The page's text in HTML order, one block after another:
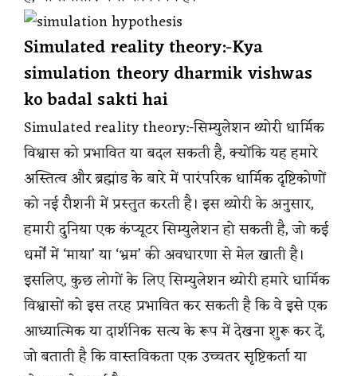
Simulated reality theory:-Kya
simulation theory dharmik vishwas
ko badal sakti hai
Simulated reality theory:-सिम्युलेशन थ्योरी धार्मिक
विश्वास को प्रभावित या बदल सकती है, क्योंकि यह हमारे
अस्तित्व और ब्रह्मांड के बारे में पारंपरिक धार्मिक दृष्टिकोणों
को नई रौशनी में प्रस्तुत करती है। इस थ्योरी के अनुसार,
हमारी दुनिया एक कंप्यूटर सिम्युलेशन हो सकती है, जो कई
धर्मों में ‘माया’ या ‘भ्रम’ की अवधारणा से मेल खाती है।
इसलिए, कुछ लोगों के लिए सिम्युलेशन थ्योरी हमारे धार्मिक
विश्वासों को इस तरह प्रभावित कर सकती है कि वे इसे एक
आध्यात्मिक या दार्शनिक सत्य के रूप में देखना शुरू कर दें,
जो बताती है कि वास्तविकता एक उच्चतर सृष्टिकर्ता या